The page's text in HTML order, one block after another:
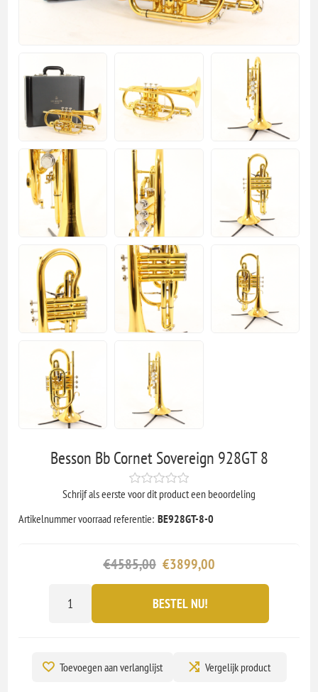
Besson Bb Cornet Sovereign 928GT 8
Schrijf als eerste voor dit product een beoordeling
Artikelnummer voorraad referentie: BE928GT-8-0
€4585,00 €3899,00
BESTEL NU!
Toevoegen aan verlanglijst Vergelijk product